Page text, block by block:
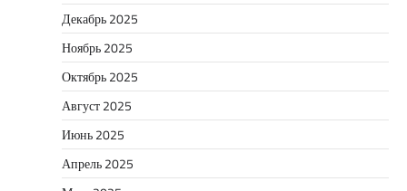
Декабрь 2025
Ноябрь 2025
Октябрь 2025
Август 2025
Июнь 2025
Апрель 2025